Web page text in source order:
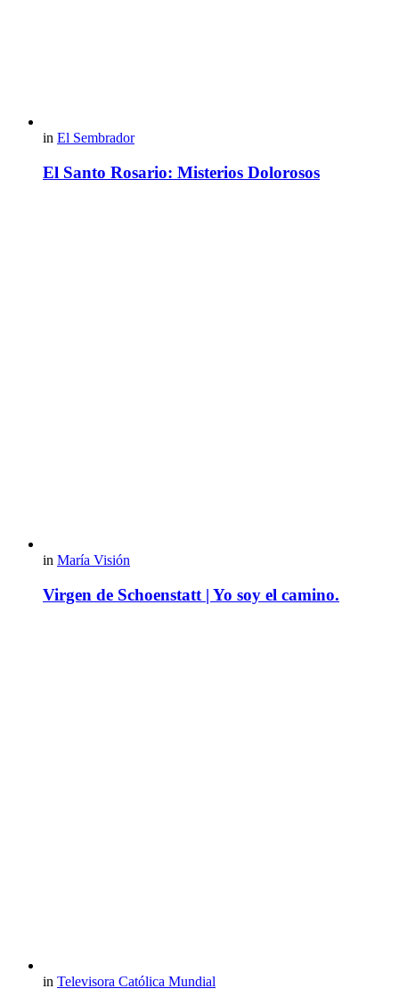
in El Sembrador
El Santo Rosario: Misterios Dolorosos
in María Visión
Virgen de Schoenstatt | Yo soy el camino.
in Televisora Católica Mundial